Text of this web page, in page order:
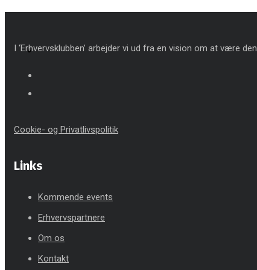
I ‘Erhvervsklubben’ arbejder vi ud fra en vision om at være
Cookie- og Privatlivspolitik
Links
Kommende events
Erhvervspartnere
Om os
Kontakt